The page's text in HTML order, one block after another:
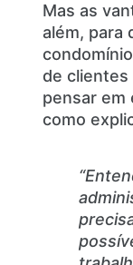
Mas as
além, para
de
pensar em
como